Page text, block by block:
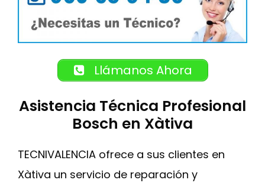
Llámanos Ahora
Asistencia Técnica Profesional
Bosch en Xàtiva
TECNIVALENCIA ofrece a sus clientes en
Xàtiva un servicio de reparación y